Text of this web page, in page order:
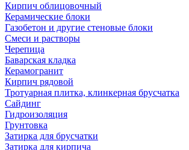
Кирпич облицовочный
Керамические блоки
Газобетон и другие стеновые блоки
Смеси и растворы
Черепица
Баварская кладка
Керамогранит
Кирпич рядовой
Тротуарная плитка, клинкерная брусчатка
Сайдинг
Гидроизоляция
Грунтовка
Затирка для брусчатки
Затирка для кирпича